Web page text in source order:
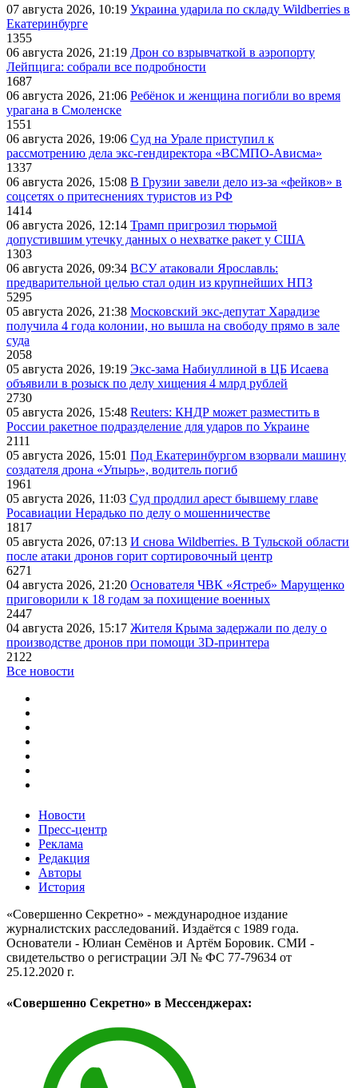
07 августа 2026, 10:19 Украина ударила по складу Wildberries в
Екатеринбурге
1355
06 августа 2026, 21:19 Дрон со взрывчаткой в аэропорту
Лейпцига: собрали все подробности
1687
06 августа 2026, 21:06 Ребёнок и женщина погибли во время
урагана в Смоленске
1551
06 августа 2026, 19:06 Суд на Урале приступил к
рассмотрению дела экс-гендиректора «ВСМПО-Ависма»
1337
06 августа 2026, 15:08 В Грузии завели дело из-за «фейков» в
соцсетях о притеснениях туристов из РФ
1414
06 августа 2026, 12:14 Трамп пригрозил тюрьмой
допустившим утечку данных о нехватке ракет у США
1303
06 августа 2026, 09:34 ВСУ атаковали Ярославль:
предварительной целью стал один из крупнейших НПЗ
5295
05 августа 2026, 21:38 Московский экс-депутат Харадизе
получила 4 года колонии, но вышла на свободу прямо в зале
суда
2058
05 августа 2026, 19:19 Экс-зама Набиуллиной в ЦБ Исаева
объявили в розыск по делу хищения 4 млрд рублей
2730
05 августа 2026, 15:48 Reuters: КНДР может разместить в
России ракетное подразделение для ударов по Украине
2111
05 августа 2026, 15:01 Под Екатеринбургом взорвали машину
создателя дрона «Упырь», водитель погиб
1961
05 августа 2026, 11:03 Суд продлил арест бывшему главе
Росавиации Нерадько по делу о мошенничестве
1817
05 августа 2026, 07:13 И снова Wildberries. В Тульской области
после атаки дронов горит сортировочный центр
6271
04 августа 2026, 21:20 Основателя ЧВК «Ястреб» Марущенко
приговорили к 18 годам за похищение военных
2447
04 августа 2026, 15:17 Жителя Крыма задержали по делу о
производстве дронов при помощи 3D‑принтера
2122
Все новости
Новости
Пресс-центр
Реклама
Редакция
Авторы
История
«Совершенно Секретно» - международное издание
журналистских расследований. Издаётся с 1989 года.
Основатели - Юлиан Семёнов и Артём Боровик. CМИ -
свидетельство о регистрации ЭЛ № ФС 77-79634 от
25.12.2020 г.
«Совершенно Секретно» в Мессенджерах: